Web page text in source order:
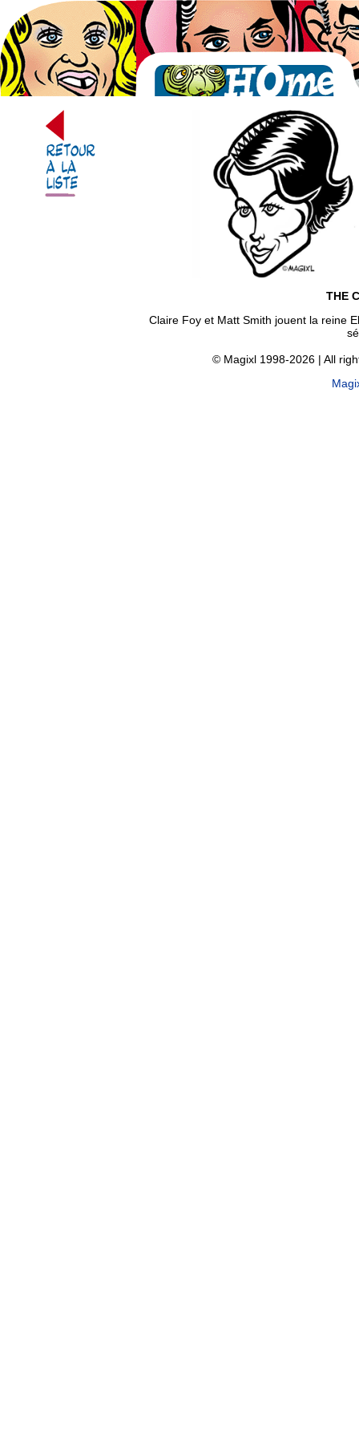
THE
Claire Foy et Matt Smith jouent la reine
© Magixl 1998-2026 | All